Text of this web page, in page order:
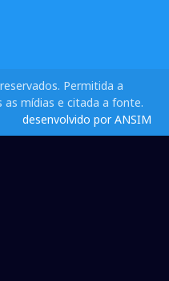
Permitida a
as mídias e citada a fonte.
desenvolvido por ANSIM